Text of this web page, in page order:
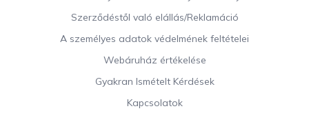
Szerződéstől való elállás/Reklamáció
A személyes adatok védelmének feltételei
Webáruház értékelése
Gyakran Ismételt Kérdések
Kapcsolatok